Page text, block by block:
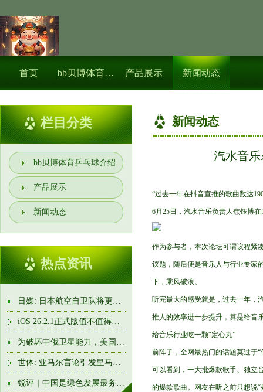
首页 bb贝博体育乒乓球介绍 产品展示 新闻动态
栏目分类
bb贝博体育乒乓球介绍
产品展示
新闻动态
热点资讯
日媒: 日本航空自卫队将更名“航空宇宙自卫队”
iOS 26.2.1正式版值不值得升? 实测后发现, 这是近两年最稳的一版
为破坏中俄卫星能力，美国太空军“三剑客”新装备接近部署完
世体: 亚马尔言论引发皇马队内强烈不满! 卡瓦哈尔准备约谈他
锐评｜中国是绿色发展最务实的行动派
新闻动态
汽水音
“过去一年在抖音宣推的歌曲数达
6月25日，汽水音乐负责人焦钰博
作为参与者，本次论坛可谓议程紧
议题，随后便是音乐人与行业专家
下，乘风破浪。
听完最大的感受就是，过去一年，
推人的效率进一步提升，算是给音
给音乐行业吃一颗“定心丸”
前阵子，全网最热门的话题莫过于
可以看到，一大批爆款歌手、独立
的爆款歌曲。网友在听之前只想说